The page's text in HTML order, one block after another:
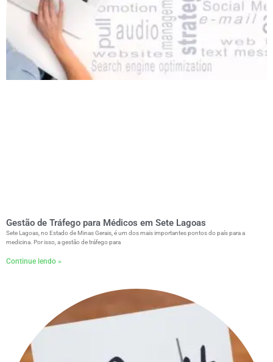
Gestão de Tráfego para Médicos em Sete Lagoas
Sete Lagoas, no Estado de Minas Gerais, é um dos mais importantes pontos do país para a
medicina. Por isso, a gestão de tráfego para
Continue lendo »